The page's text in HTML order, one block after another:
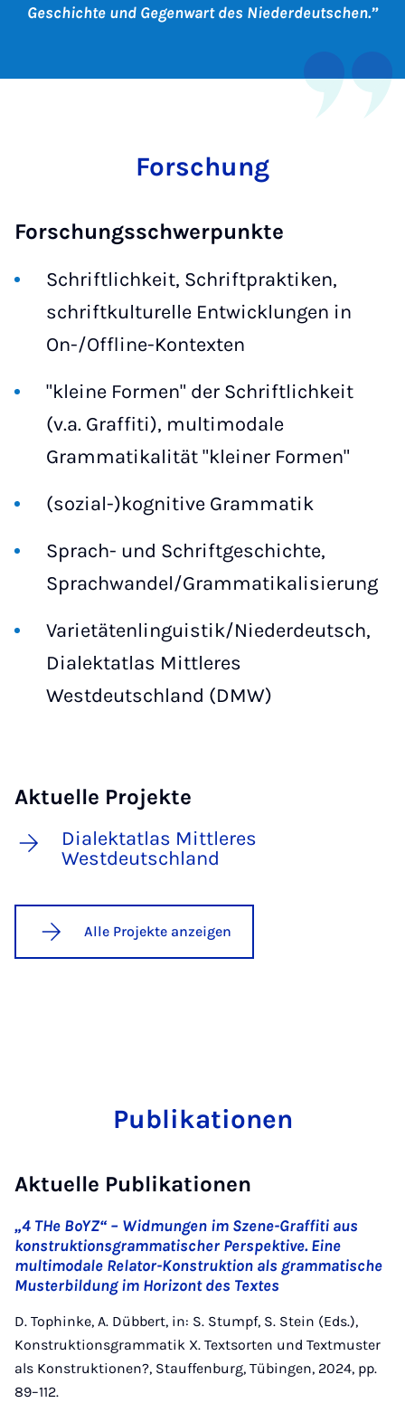
Geschichte und Gegenwart des Niederdeutschen.
Forschung
Forschungsschwerpunkte
Schriftlichkeit, Schriftpraktiken,
schriftkulturelle Entwicklungen in
On-/Offline-Kontexten
"kleine Formen" der Schriftlichkeit
(v.a. Graffiti), multimodale
Grammatikalität "kleiner Formen"
(sozial-)kognitive Grammatik
Sprach- und Schriftgeschichte,
Sprachwandel/Grammatikalisierung
Varietätenlinguistik/Niederdeutsch,
Dialektatlas Mittleres
Westdeutschland (DMW)
Aktuelle Projekte
Dialektatlas Mittleres
Westdeutschland
Alle Projekte anzeigen
Publikationen
Aktuelle Publikationen
„4 THe BoYZ“ – Widmungen im Szene-Graffiti aus
konstruktionsgrammatischer Perspektive. Eine
multimodale Relator-Konstruktion als grammatische
Musterbildung im Horizont des Textes
D. Tophinke, A. Dübbert, in: S. Stumpf, S. Stein (Eds.),
Konstruktionsgrammatik X. Textsorten und Textmuster
als Konstruktionen?, Stauffenburg, Tübingen, 2024, pp.
89–112.